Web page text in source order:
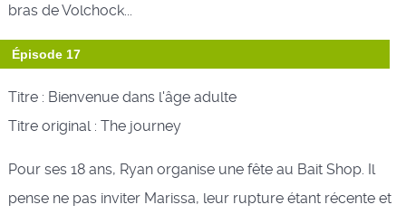
bras de Volchock...
Épisode 17
Titre : Bienvenue dans l'âge adulte
Titre original : The journey
Pour ses 18 ans, Ryan organise une fête au Bait Shop. Il
pense ne pas inviter Marissa, leur rupture étant récente et